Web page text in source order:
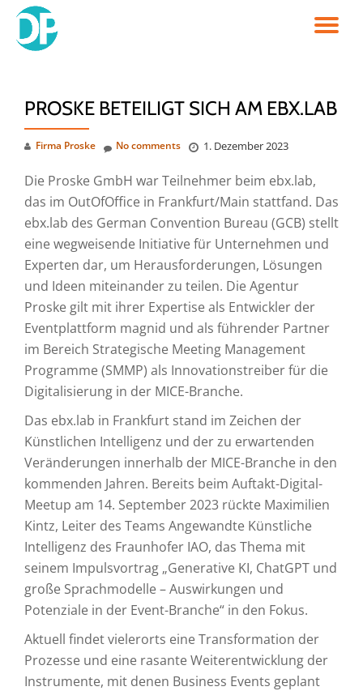
Skip
PROSKE BETEILIGT SICH AM EBX.LAB
Firma Proske 1. Dezember 2023
No comments
Die Proske GmbH war Teilnehmer beim ebx.lab,
das im OutOfOffice in Frankfurt/Main stattfand. Das
ebx.lab des German Convention Bureau (GCB) stellt
eine wegweisende Initiative für Unternehmen und
Experten dar, um Herausforderungen, Lösungen
und Ideen miteinander zu teilen. Die Agentur
Proske gilt mit ihrer Expertise als Entwickler der
Eventplattform magnid und als führender Partner
im Bereich Strategische Meeting Management
Programme (SMMP) als Innovationstreiber für die
Digitalisierung in der MICE-Branche.
Das ebx.lab in Frankfurt stand im Zeichen der
Künstlichen Intelligenz und der zu erwartenden
Veränderungen innerhalb der MICE-Branche in den
kommenden Jahren. Bereits beim Auftakt-Digital-
Meetup am 14. September 2023 rückte Maximilien
Kintz, Leiter des Teams Angewandte Künstliche
Intelligenz des Fraunhofer IAO, das Thema mit
seinem Impulsvortrag „Generative KI, ChatGPT und
große Sprachmodelle – Auswirkungen und
Potenziale in der Event-Branche“ in den Fokus.
Aktuell findet vielerorts eine Transformation der
Prozesse und eine rasante Weiterentwicklung der
Instrumente, mit denen Business Events geplant